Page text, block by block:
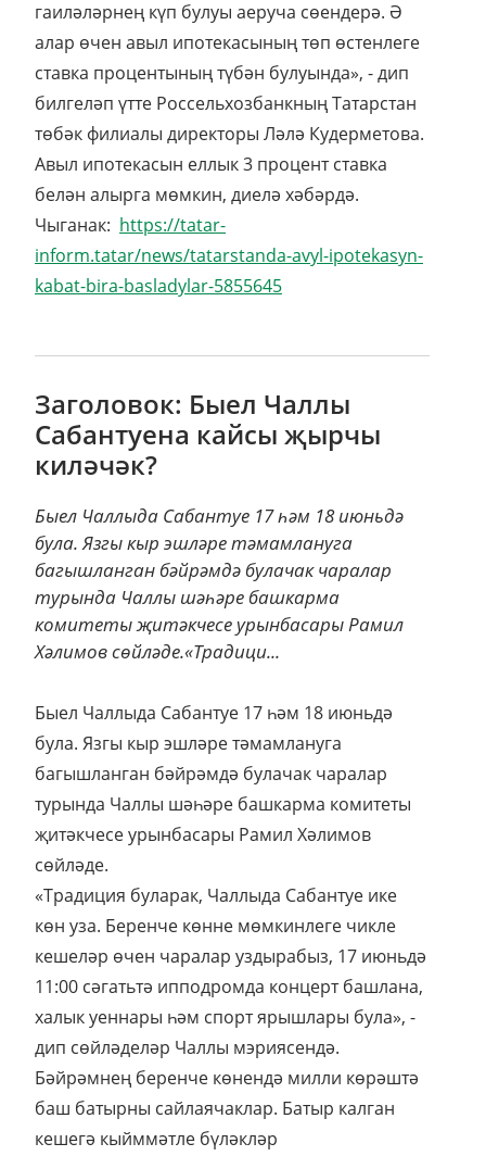
гаиләләрнең күп булуы аеруча сөендерә. Ә
алар өчен авыл ипотекасының төп өстенлеге
ставка процентының түбән булуында», - дип
билгеләп үтте Россельхозбанкның Татарстан
төбәк филиалы директоры Ләлә Кудерметова.
Авыл ипотекасын еллык 3 процент ставка
белән алырга мөмкин, диелә хәбәрдә.
Чыганак: https://tatar-
inform.tatar/news/tatarstanda-avyl-ipotekasyn-
kabat-bira-basladylar-5855645
Заголовок: Быел Чаллы
Сабантуена кайсы җырчы
киләчәк?
Быел Чаллыда Сабантуе 17 һәм 18 июньдә
була. Язгы кыр эшләре тәмамлануга
багышланган бәйрәмдә булачак чаралар
турында Чаллы шәһәре башкарма
комитеты җитәкчесе урынбасары Рамил
Хәлимов сөйләде.«Традици...
Быел Чаллыда Сабантуе 17 һәм 18 июньдә
була. Язгы кыр эшләре тәмамлануга
багышланган бәйрәмдә булачак чаралар
турында Чаллы шәһәре башкарма комитеты
җитәкчесе урынбасары Рамил Хәлимов
сөйләде.
«Традиция буларак, Чаллыда Сабантуе ике
көн уза. Беренче көнне мөмкинлеге чикле
кешеләр өчен чаралар уздырабыз, 17 июньдә
11:00 сәгатьтә ипподромда концерт башлана,
халык уеннары һәм спорт ярышлары була», -
дип сөйләделәр Чаллы мэриясендә.
Бәйрәмнең беренче көнендә милли көрәштә
баш батырны сайлаячаклар. Батыр калган
кешегә кыйммәтле бүләкләр